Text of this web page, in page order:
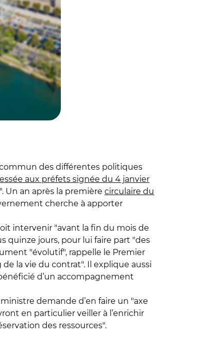
des différentes politiques
aux préfets signée du 4 janvier
Un an après la première circulaire du
cherche à apporter
intervenir "avant la fin du mois de
quinze jours, pour lui faire part "des
"évolutif", rappelle le Premier
la vie du contrat". Il explique aussi
d’un accompagnement
demande d’en faire un "axe
en particulier veiller à l’enrichir
des ressources".